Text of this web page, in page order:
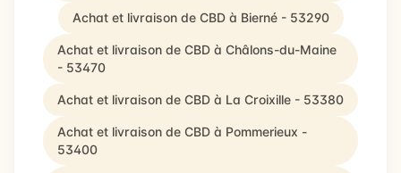
Achat et livraison de CBD à Bierné - 53290
Achat et livraison de CBD à Châlons-du-Maine
- 53470
Achat et livraison de CBD à La Croixille - 53380
Achat et livraison de CBD à Pommerieux -
53400